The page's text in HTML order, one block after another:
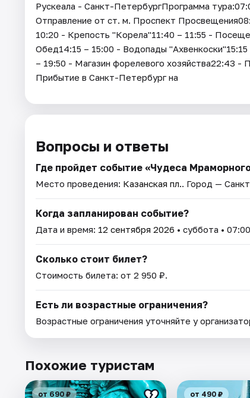
Рускеала - Санкт-ПетербургПрограмма
Отправление от ст. м. Проспект
10:20 - Крепость "Корела"11:40 – 11:55 -
Обед14:15 – 15:00 - Водопады
– 19:50 - Магазин форелевого хозяйства22:43
Прибытие в Санкт-Петербург на
Вопросы и ответы
Где пройдет событие «Чудеса
Место проведения: Казанская пл.. Город —
Когда запланирован событие?
Дата и время: 12 сентября 2026 • суббота •
Сколько стоит билет?
Стоимость билета: от 2 950 ₽.
Есть ли возрастные ограничения?
Возрастные ограничения уточняйте у
Похожие туристам
от 690 ₽ от 490 ₽